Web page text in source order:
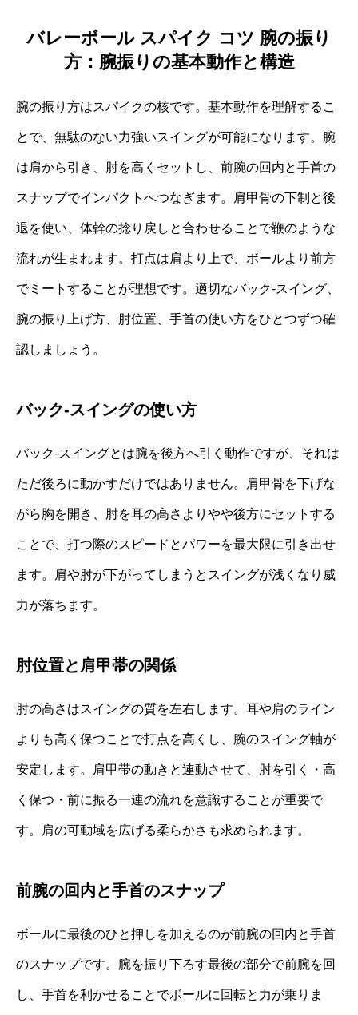
バレーボール スパイク コツ 腕の振り
方：腕振りの基本動作と構造
腕の振り方はスパイクの核です。基本動作を理解するこ
とで、無駄のない力強いスイングが可能になります。腕
は肩から引き、肘を高くセットし、前腕の回内と手首の
スナップでインパクトへつなぎます。肩甲骨の下制と後
退を使い、体幹の捻り戻しと合わせることで鞭のような
流れが生まれます。打点は肩より上で、ボールより前方
でミートすることが理想です。適切なバック‐スイング、
腕の振り上げ方、肘位置、手首の使い方をひとつずつ確
認しましょう。
バック‐スイングの使い方
バック‐スイングとは腕を後方へ引く動作ですが、それは
ただ後ろに動かすだけではありません。肩甲骨を下げな
がら胸を開き、肘を耳の高さよりやや後方にセットする
ことで、打つ際のスピードとパワーを最大限に引き出せ
ます。肩や肘が下がってしまうとスイングが浅くなり威
力が落ちます。
肘位置と肩甲帯の関係
肘の高さはスイングの質を左右します。耳や肩のライン
よりも高く保つことで打点を高くし、腕のスイング軸が
安定します。肩甲帯の動きと連動させて、肘を引く・高
く保つ・前に振る一連の流れを意識することが重要で
す。肩の可動域を広げる柔らかさも求められます。
前腕の回内と手首のスナップ
ボールに最後のひと押しを加えるのが前腕の回内と手首
のスナップです。腕を振り下ろす最後の部分で前腕を回
し、手首を利かせることでボールに回転と力が乗りま